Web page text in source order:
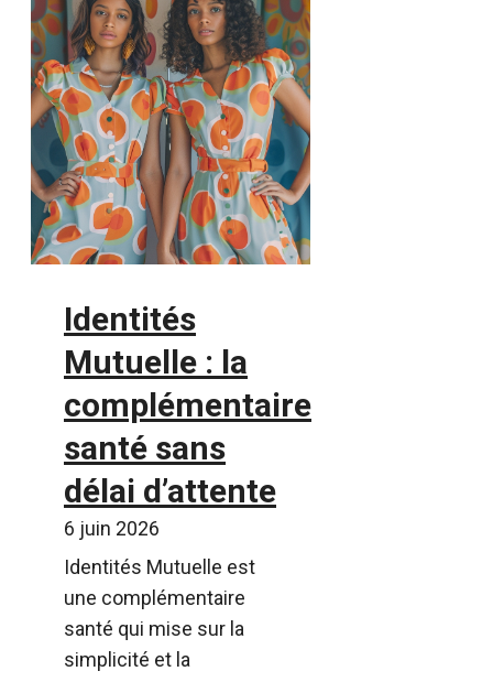
Identités
Mutuelle : la
complémentaire
santé sans
délai d’attente
6 juin 2026
Identités Mutuelle est
une complémentaire
santé qui mise sur la
simplicité et la